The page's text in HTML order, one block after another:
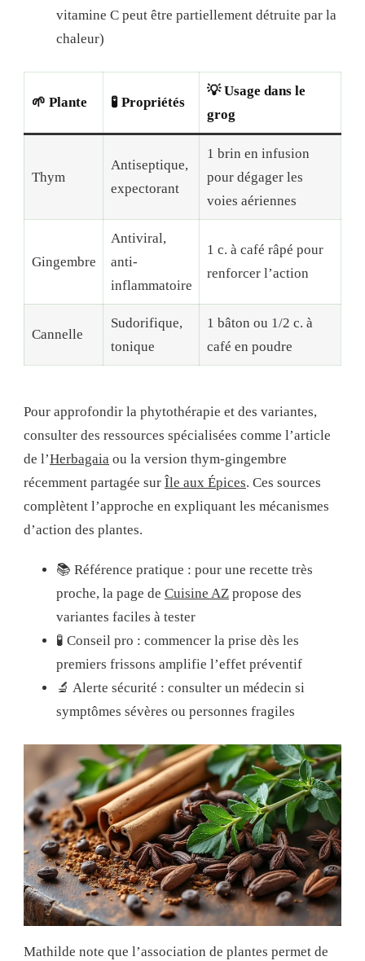
vitamine C peut être partiellement détruite par la
chaleur)
🌱 Plante 🧪 Propriétés
💡 Usage dans le
grog
Thym
Antiseptique,
expectorant
1 brin en infusion
pour dégager les
voies aériennes
Gingembre
Antiviral,
anti-
inflammatoire
1 c. à café râpé pour
renforcer l’action
Cannelle
Sudorifique,
tonique
1 bâton ou 1/2 c. à
café en poudre
Pour approfondir la phytothérapie et des variantes,
consulter des ressources spécialisées comme l’article
de l’Herbagaia ou la version thym-gingembre
récemment partagée sur Île aux Épices. Ces sources
complètent l’approche en expliquant les mécanismes
d’action des plantes.
📚 Référence pratique : pour une recette très
proche, la page de Cuisine AZ propose des
variantes faciles à tester
🧪 Conseil pro : commencer la prise dès les
premiers frissons amplifie l’effet préventif
🔬 Alerte sécurité : consulter un médecin si
symptômes sévères ou personnes fragiles
Mathilde note que l’association de plantes permet de